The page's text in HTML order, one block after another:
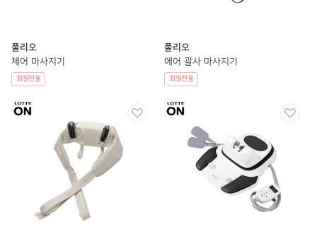
풀리오
체어 마사지기
회원전용
풀리오
에어 괄사 마사지기
회원전용